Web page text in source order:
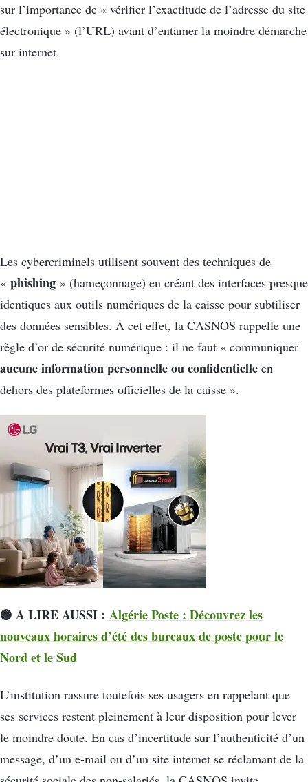
sur l’importance de « vérifier l’exactitude de l’adresse du site
électronique » (l’URL) avant d’entamer la moindre démarche
sur internet.
Les cybercriminels utilisent souvent des techniques de
« phishing » (hameçonnage) en créant des interfaces presque
identiques aux outils numériques de la caisse pour subtiliser
des données sensibles. À cet effet, la CASNOS rappelle une
règle d’or de sécurité numérique : il ne faut « communiquer
aucune information personnelle ou confidentielle en
dehors des plateformes officielles de la caisse ».
🟢 A LIRE AUSSI : Algérie Poste : Découvrez les
nouveaux horaires d’été des bureaux de poste pour le
Nord et le Sud
L’institution rassure toutefois ses usagers en rappelant que
ses services restent pleinement à leur disposition pour lever
le moindre doute. En cas d’incertitude sur l’authenticité d’un
message, d’un e-mail ou d’un site internet se réclamant de la